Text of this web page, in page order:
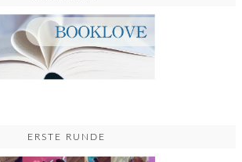
ERSTE RUNDE